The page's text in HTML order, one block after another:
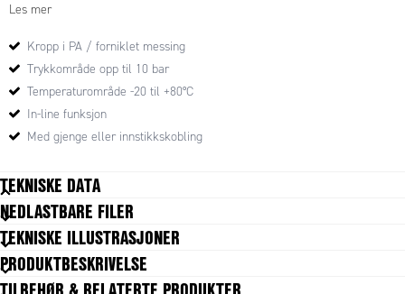
Les mer
Kropp i PA / forniklet messing
Trykkområde opp til 10 bar
Temperaturområde -20 til +80°C
In-line funksjon
Med gjenge eller innstikkskobling
TEKNISKE DATA
Forpakningsstørrelse
Materiale frikoblingsring
Materiale justeringsskrue Forniklet messing
NEDLASTBARE FILER
TEKNISKE ILLUSTRASJONER
PRODUKTBESKRIVELSE